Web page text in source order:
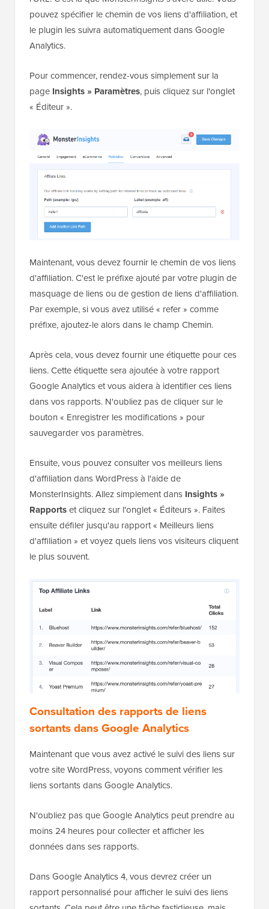
comme des liens sortants par défaut car elles
contiennent toujours votre
nom de domainedans
l'URL. C'est là que MonsterInsights s'avère utile. Vous
pouvez spécifier le chemin de vos liens d'affiliation, et
le plugin les suivra automatiquement dans Google
Analytics.
page
, puis cliquez sur l'onglet
« Éditeur ».
Maintenant, vous devez fournir le chemin de vos liens
d'affiliation. C'est le préfixe ajouté par votre plugin de
masquage de liens ou de gestion de liens d'affiliation.
Par exemple, si vous avez utilisé « refer » comme
préfixe, ajoutez-le alors dans le champ Chemin.
Après cela, vous devez fournir une étiquette pour ces
liens. Cette étiquette sera ajoutée à votre rapport
Google Analytics et vous aidera à identifier ces liens
dans vos rapports. N'oubliez pas de cliquer sur le
bouton « Enregistrer les modifications » pour
sauvegarder vos paramètres.
Ensuite, vous pouvez consulter vos meilleurs liens
d'affiliation dans WordPress à l'aide de
MonsterInsights. Allez simplement dans Insights »
et cliquez sur l'onglet « Éditeurs ». Faites
ensuite défiler jusqu'au rapport « Meilleurs liens
d'affiliation » et voyez quels liens vos visiteurs cliquent
le plus souvent.
Consultation des rapports de liens
sortants dans Google Analytics
Maintenant que vous avez activé le suivi des liens sur
votre site WordPress, voyons comment vérifier les
liens sortants dans Google Analytics.
N'oubliez pas que Google Analytics peut prendre au
moins 24 heures pour collecter et afficher les
données dans ses rapports.